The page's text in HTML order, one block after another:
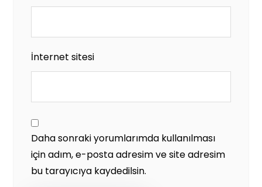
İnternet sitesi
Daha sonraki yorumlarımda kullanılması
için adım, e-posta adresim ve site adresim
bu tarayıcıya kaydedilsin.